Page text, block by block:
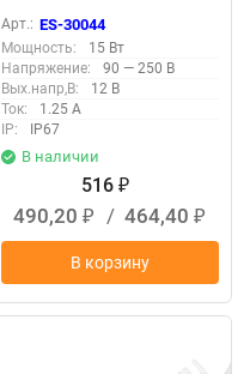
Арт.: ES-30044
Мощность:
15 Вт
Напряжение:
90 — 250 В
Вых.напр,В:
12 В
Ток:
1.25 А
IP:
IP67
В наличии
516 ₽
490,20 ₽ / 464,40 ₽
В корзину